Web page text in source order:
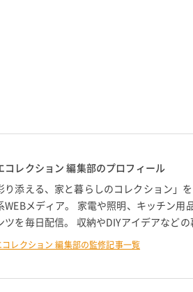
コレクション 編集部のプロフィール
り添える、家と暮らしのコレクション」
WEBメディア。 家電や照明、キッチン
ツを毎日配信。 収納やDIYアイデアなど
コレクション 編集部の監修記事一覧